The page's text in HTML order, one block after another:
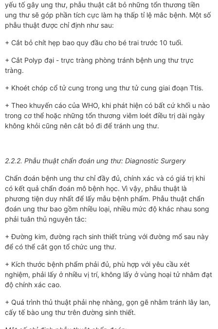
yếu tố gây ung thư, phẫu thuật cắt bỏ những tổn thương tiền
ung thư sẽ góp phần tích cực làm hạ thấp tỉ lệ mắc bệnh. Một số
phẫu thuật được chỉ định như sau:
+ Cắt bỏ chít hẹp bao quy đầu cho bé trai trước 10 tuổi.
+ Cắt Polyp đại - trực tràng phòng tránh bệnh ung thư trực
tràng.
+ Khoét chóp cổ tử cung trong ung thư tử cung giai đoạn Ttis.
+ Theo khuyến cáo của WHO, khi phát hiện có bất cứ khối u nào
trong cơ thể hoặc những tổn thương viêm loét điều trị dài ngày
không khỏi cũng nên cắt bỏ đi để tránh ung thư.
2.2.2. Phẫu thuật chẩn đoán ung thư: Diagnostic Surgery
Chẩn đoán bệnh ung thư chỉ đầy đủ, chính xác và có giá trị khi
có kết quả chẩn đoán mô bệnh học. Vì vậy, phẫu thuật là
phương tiện duy nhất để lấy mẫu bệnh phẩm. Phẫu thuật chẩn
đoán ung thư bao gồm nhiều loại, nhiều mức độ khác nhau song
phải tuân thủ nguyên tắc:
+ Đường kim, đường rạch sinh thiết trùng với đường mổ sau này
để có thể cắt gọn tổ chức ung thư.
+ Kích thước bệnh phẩm phải đủ, phù hợp với yêu cầu xét
nghiệm, phải lấy ở nhiều vị trí, không lấy ở vùng hoại tử nhằm đạt
độ chính xác cao.
+ Quá trình thủ thuật phải nhẹ nhàng, gọn gẽ nhằm tránh lây lan,
cấy tế bào ung thư trên đường sinh thiết.